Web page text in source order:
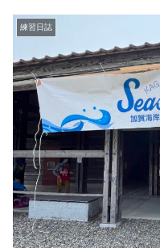
練習日誌